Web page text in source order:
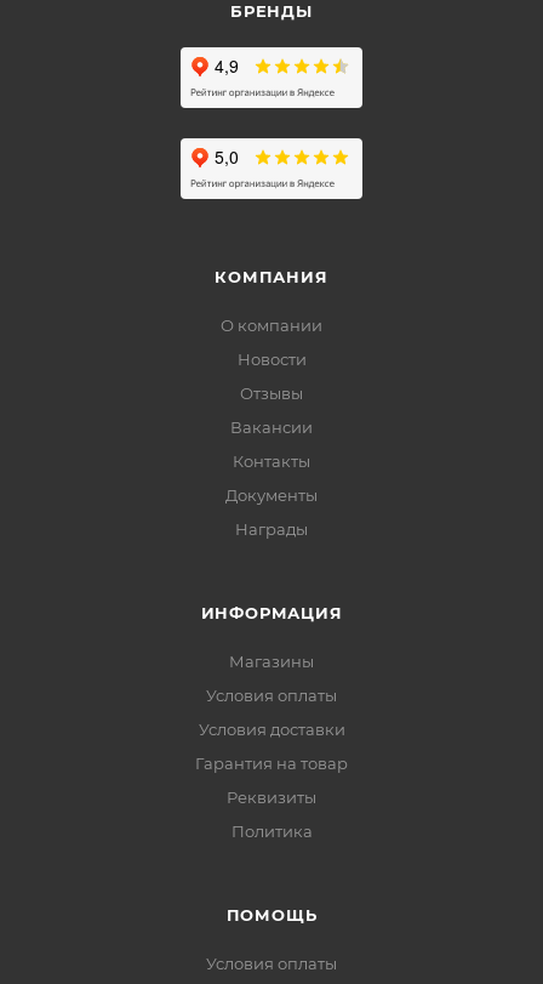
БРЕНДЫ
КОМПАНИЯ
О компании
Новости
Отзывы
Вакансии
Контакты
Документы
Награды
ИНФОРМАЦИЯ
Магазины
Условия оплаты
Условия доставки
Гарантия на товар
Реквизиты
Политика
ПОМОЩЬ
Условия оплаты